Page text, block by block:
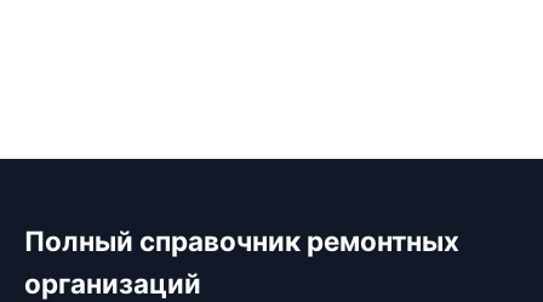
Полный справочник ремонтных
организаций